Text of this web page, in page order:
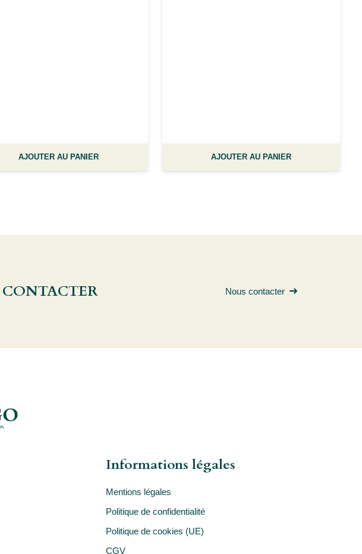
AJOUTER AU PANIER AJOUTER AU PANIER
CONTACTER Nous contacter
Informations légales
Mentions légales
Politique de confidentialité
Politique de cookies (UE)
CGV